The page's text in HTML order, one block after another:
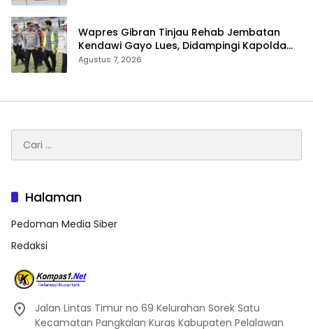
Wapres Gibran Tinjau Rehab Jembatan
Kendawi Gayo Lues, Didampingi Kapolda
Aceh
Agustus 7, 2026
untuk:
Halaman
Pedoman Media Siber
Redaksi
Jalan Lintas Timur no 69 Kelurahan Sorek Satu
Kecamatan Pangkalan Kuras Kabupaten Pelalawan